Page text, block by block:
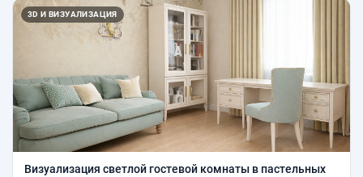
3D И ВИЗУАЛИЗАЦИЯ
Визуализация светлой гостевой комнаты в пастельных